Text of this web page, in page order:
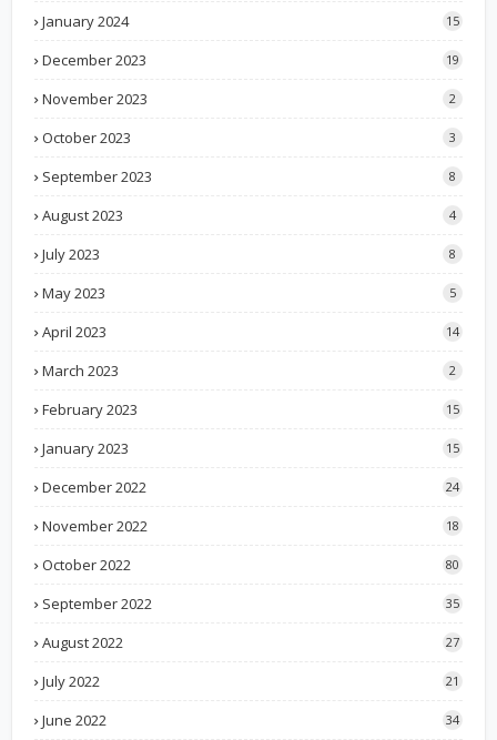
January 2024 15
December 2023 19
November 2023 2
October 2023 3
September 2023 8
August 2023 4
July 2023 8
May 2023 5
April 2023 14
March 2023 2
February 2023 15
January 2023 15
December 2022 24
November 2022 18
October 2022 80
September 2022 35
August 2022 27
July 2022 21
June 2022 34